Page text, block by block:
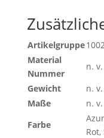
Artikelgruppe
Material
Nummer
n. v.
Gewicht
n. v.
Maße
n. v.
Farbe